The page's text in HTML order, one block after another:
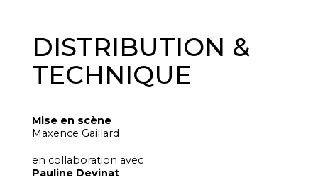
DISTRIBUTION &
TECHNIQUE
Mise en scène
Maxence Gaillard
en collaboration avec
Pauline Devinat